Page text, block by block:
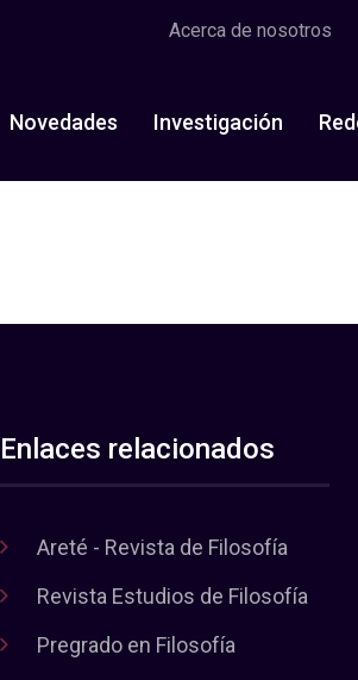
Acerca de nosotros
Novedades Investigación
Enlaces relacionados
Areté - Revista de Filosofía
Revista Estudios de Filosofía
Pregrado en Filosofía